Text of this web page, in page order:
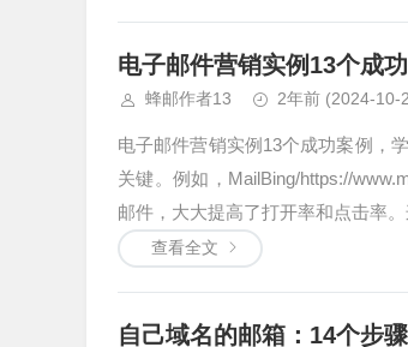
电子邮件营销实例13个成
蜂邮作者13 2年前 (2024-10-
电子邮件营销实例13个成功案例，
关键。例如，MailBing/https://
邮件，大大提高了打开率和点击率
查看全文
自己域名的邮箱：14个步